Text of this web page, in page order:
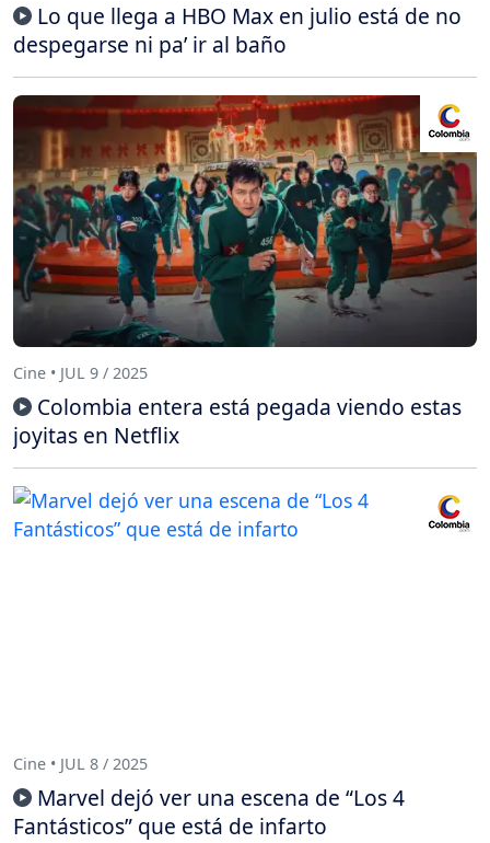
Lo que llega a HBO Max en julio está de no
despegarse ni pa’ ir al baño
Cine • JUL 9 / 2025
Colombia entera está pegada viendo estas
joyitas en Netflix
Cine • JUL 8 / 2025
Marvel dejó ver una escena de “Los 4
Fantásticos” que está de infarto